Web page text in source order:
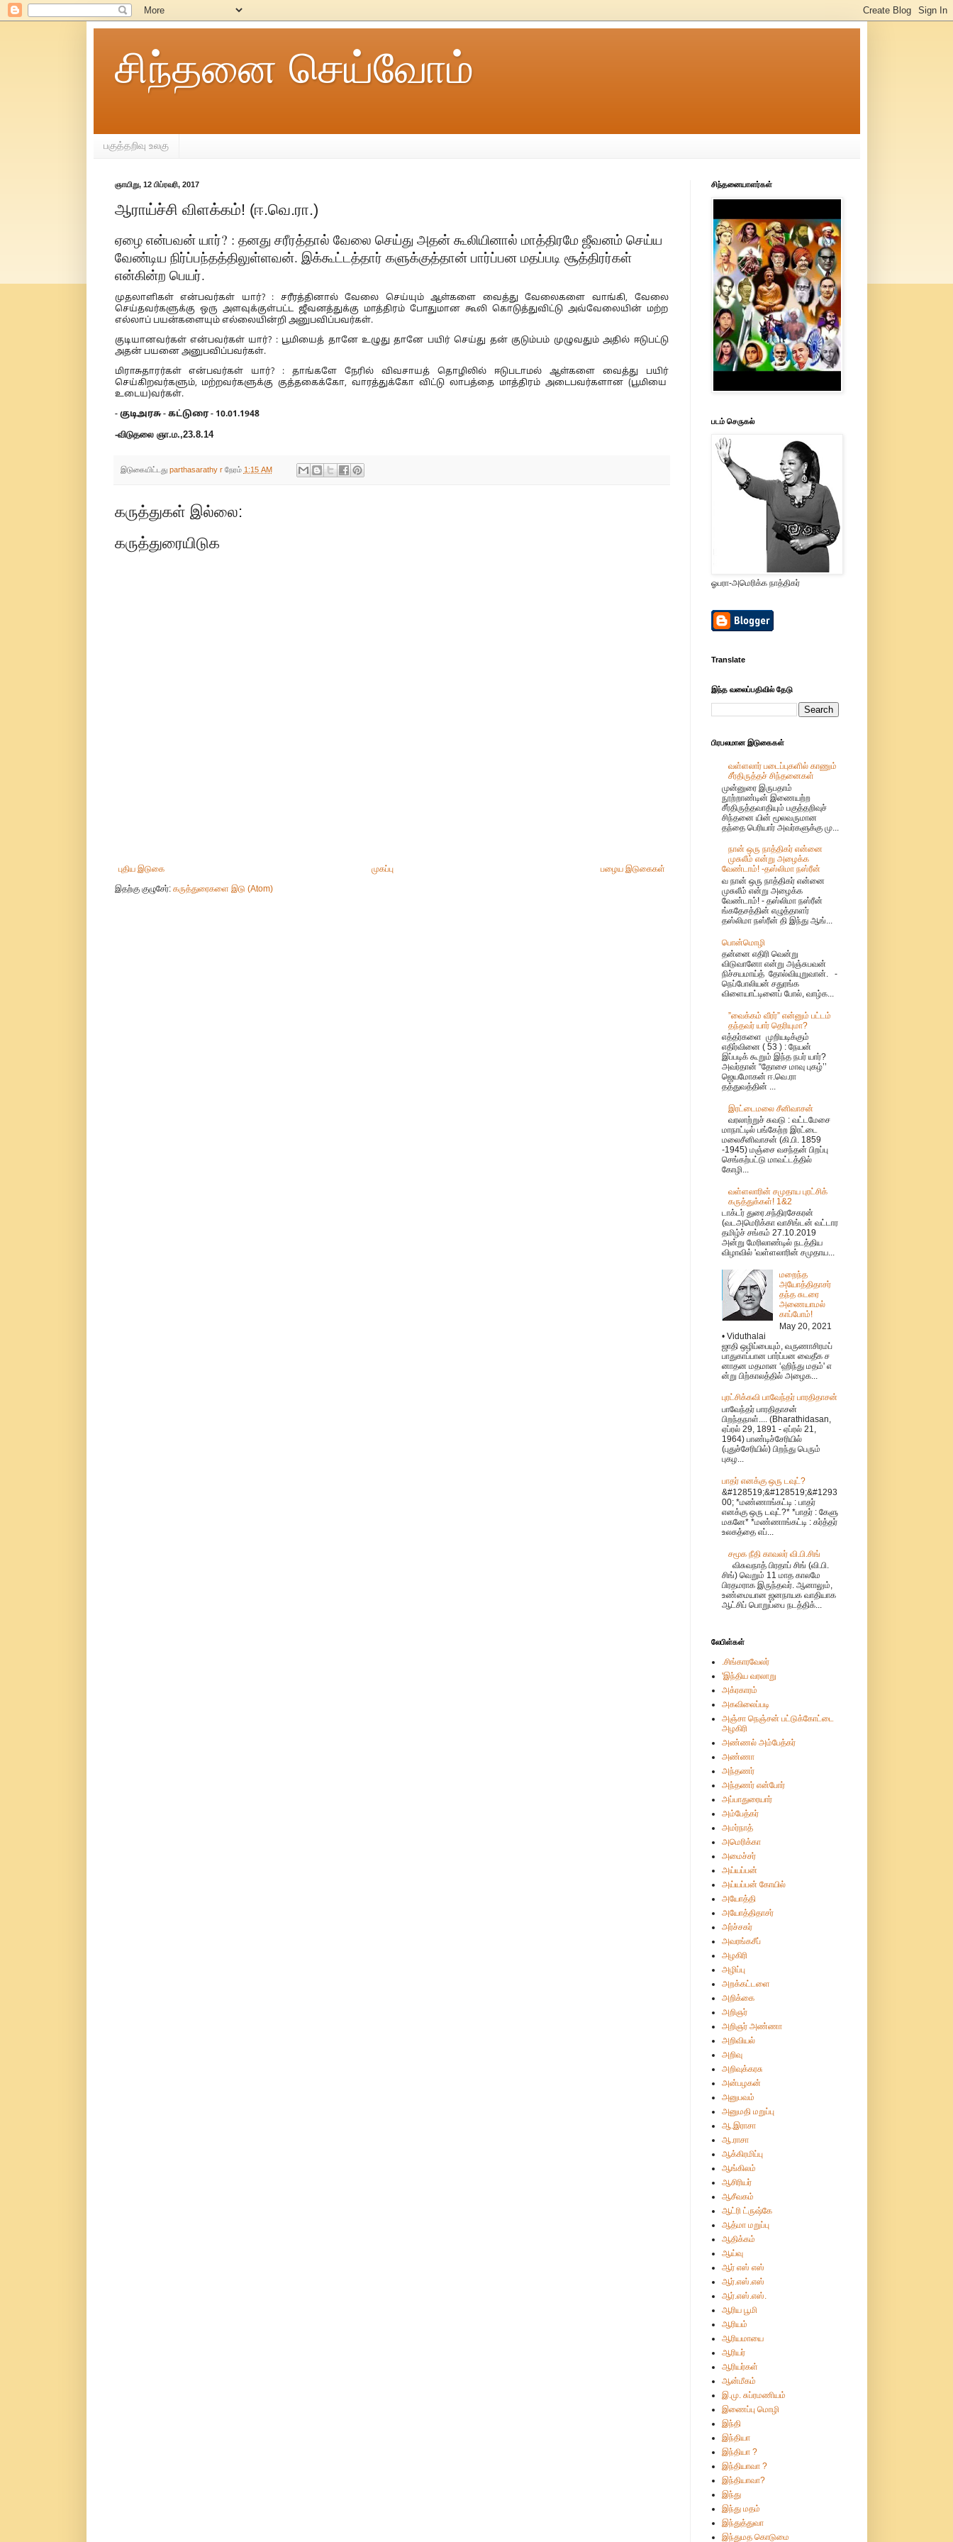
சிந்தனை செய்வோம்
பகுத்தறிவு உலகு
ஞாயிறு, 12 பிப்ரவரி, 2017
ஆராய்ச்சி விளக்கம்! (ஈ.வெ.ரா.)
ஏழை என்பவன் யார்? : தனது சரீரத்தால் வேலை செய்து அதன் கூலியினால் மாத்திரமே ஜீவனம் செய்ய
வேண்டிய நிர்ப்பந்தத்திலுள்ளவன். இக்கூட்டத்தார் களுக்குத்தான் பார்ப்பன மதப்படி சூத்திரர்கள்
என்கின்ற பெயர்.
முதலாளிகள் என்பவர்கள் யார்? : சரீரத்தினால் வேலை செய்யும் ஆள்களை வைத்து வேலைகளை வாங்கி, வேலை
செய்தவர்களுக்கு ஒரு அளவுக்குள்பட்ட ஜீவனத்துக்கு மாத்திரம் போதுமான கூலி கொடுத்துவிட்டு அவ்வேலையின் மற்ற
எல்லாப் பயன்களையும் எல்லையின்றி அனுபவிப்பவர்கள்.
குடியானவர்கள் என்பவர்கள் யார்? : பூமியைத் தானே உழுது தானே பயிர் செய்து தன் குடும்பம் முழுவதும் அதில் ஈடுபட்டு
அதன் பயனை அனுபவிப்பவர்கள்.
மிராசுதாரர்கள் என்பவர்கள் யார்? : தாங்களே நேரில் விவசாயத் தொழிலில் ஈடுபடாமல் ஆள்களை வைத்து பயிர்
செய்கிறவர்களும், மற்றவர்களுக்கு குத்தகைக்கோ, வாரத்துக்கோ விட்டு லாபத்தை மாத்திரம் அடைபவர்களான (பூமியை
உடைய)வர்கள்.
- குடிஅரசு - கட்டுரை - 10.01.1948
-விடுதலை ஞா.ம.,23.8.14
இடுகையிட்டது parthasarathy r நேரம் 1:15 AM
கருத்துகள் இல்லை:
கருத்துரையிடுக
புதிய இடுகை பழைய இடுகைகள்
முகப்பு
இதற்கு குழுசேர்: கருத்துரைகளை இடு (Atom)
சிந்தனையாளர்கள்
படம் செருகல்
ஓபரா-அமெரிக்க நாத்திகர்
Translate
இந்த வலைப்பதிவில் தேடு
பிரபலமான இடுகைகள்
வள்ளலார் படைப்புகளில் காணும்
சீர்திருத்தச் சிந்தனைகள்
முன்னுரை இருபதாம்
நூற்றாண்டின் இணையற்ற
சீர்திருத்தவாதியும் பகுத்தறிவுச்
சிந்தனை யின் மூலவருமான
தந்தை பெரியார் அவர்களுக்கு மு...
நான் ஒரு நாத்திகர் என்னை
முசுலீம் என்று அழைக்க
வேண்டாம்! -தஸ்லிமா நஸ்ரீன்
வ நான் ஒரு நாத்திகர் என்னை
முசுலீம் என்று அழைக்க
வேண்டாம்! - தஸ்லிமா நஸ்ரீன்
ங்கதேசத்தின் எழுத்தாளர்
தஸ்லிமா நஸ்ரீன் தி இந்து ஆங்...
பொன்மொழி
தன்னை எதிரி வென்று
விடுவானோ என்று அஞ்சுபவன்
நிச்சயமாய்த் தோல்வியுறுவான். -
நெப்போலியன் சதுரங்க
விளையாட்டினைப் போல், வாழ்க...
”வைக்கம் வீரர்” என்னும் பட்டம்
தந்தவர் யார் தெரியுமா?
எத்தர்களை முறியடிக்கும்
எதிர்வினை ( 53 ) : நேயன்
இப்படிக் கூறும் இந்த நபர் யார்?
அவர்தான் “தோசை மாவு புகழ்’’
ஜெயமோகன் ஈ.வெ.ரா
தத்துவத்தின் ...
இரட்டைமலை சீனிவாசன்
வரலாற்றுச் சுவடு : வட்டமேசை
மாநாட்டில் பங்கேற்ற இரட்டை
மலைசீனிவாசன் (கி.பி. 1859
-1945) மஞ்சை வசந்தன் பிறப்பு
செங்கற்பட்டு மாவட்டத்தில்
கோழி...
வள்ளலாரின் சமுதாய புரட்சிக்
கருத்துக்கள்! 1&2
டாக்டர் துரை.சந்திரசேகரன்
(வடஅமெரிக்கா வாசிங்டன் வட்டார
தமிழ்ச் சங்கம் 27.10.2019
அன்று மேரிலாண்டில் நடத்திய
விழாவில் 'வள்ளலாரின் சமுதாய...
மறைந்த
அயோத்திதாசர்
தந்த சுடரை
அணையாமல்
காப்போம்!
May 20, 2021
• Viduthalai
ஜாதி ஒழிப்பையும், வருணாசிரமப்
பாதுகாப்பான பார்ப்பன வைதீக ச
னாதன மதமான ‘ஹிந்து மதம்' எ
ன்று பிற்காலத்தில் அழைக...
புரட்சிக்கவி பாவேந்தர் பாரதிதாசன்
பாவேந்தர் பாரதிதாசன்
பிறந்தநாள்.... (Bharathidasan,
ஏப்ரல் 29, 1891 - ஏப்ரல் 21,
1964) பாண்டிச்சேரியில்
(புதுச்சேரியில்) பிறந்து பெரும்
புகழ...
பாதர் எனக்கு ஒரு டவுட்?
&#128519;&#128519;&#1293
00; *மண்ணாங்கட்டி : பாதர்
எனக்கு ஒரு டவுட்?* *பாதர் : கேளு
மகனே* *மண்ணாங்கட்டி : கர்த்தர்
உலகத்தை எப்...
சமூக நீதி காவலர் வி.பி.சிங்
விசுவநாத் பிரதாப் சிங் (வி.பி.
சிங்) வெறும் 11 மாத காலமே
பிரதமராக இருந்தவர். ஆனாலும்,
உண்மையான ஜனநாயக வாதியாக
ஆட்சிப் பொறுப்பை நடத்திக்...
லேபிள்கள்
.சிங்காரவேலர்
'இந்திய வரலாறு
அக்ரகாரம்
அகவிலைப்படி
அஞ்சா நெஞ்சன் பட்டுக்கோட்டை
அழகிரி
அண்ணல் அம்பேத்கர்
அண்ணா
அந்தணர்
அந்தணர் என்போர்
அப்பாதுரையார்
அம்பேத்கர்
அமர்நாத்
அமெரிக்கா
அமைச்சர்
அய்யப்பன்
அய்யப்பன் கோயில்
அயோத்தி
அயோத்திதாசர்
அர்ச்சகர்
அவரங்கசீப்
அழகிரி
அழிப்பு
அறக்கட்டளை
அறிக்கை
அறிஞர்
அறிஞர் அண்ணா
அறிவியல்
அறிவு
அறிவுக்கரசு
அன்பழகன்
அனுபவம்
அனுமதி மறுப்பு
ஆ.இராசா
ஆ.ராசா
ஆக்கிரமிப்பு
ஆங்கிலம்
ஆசிரியர்
ஆசீவகம்
ஆட்ரி ட்ருஷ்கே
ஆத்மா மறுப்பு
ஆதிக்கம்
ஆய்வு
ஆர் எஸ் எஸ்
ஆர்.எஸ்.எஸ்
ஆர்.எஸ்.எஸ்.
ஆரிய பூமி
ஆரியம்
ஆரியமாயை
ஆரியர்
ஆரியர்கள்
ஆன்மீகம்
இ.மு. சுப்ரமணியம்
இணைப்பு மொழி
இந்தி
இந்தியா
இந்தியா ?
இந்தியாவா ?
இந்தியாவா?
இந்து
இந்து மதம்
இந்துத்துவா
இந்துமத கொடுமை